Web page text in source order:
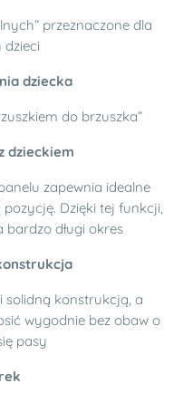
przeznaczone dla
dzieci
dziecka
do brzuszka”
dzieckiem
zapewnia idealne
Dzięki tej funkcji,
bardzo długi okres
solidną konstrukcją, a
wygodnie bez obaw o
pasy